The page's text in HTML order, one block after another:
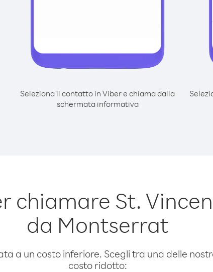
Seleziona il contatto in Viber e chiama dalla
schermata informativa
chiamare St.
da Montserrat
a un costo inferiore. Scegli tra una delle
costo ridotto: